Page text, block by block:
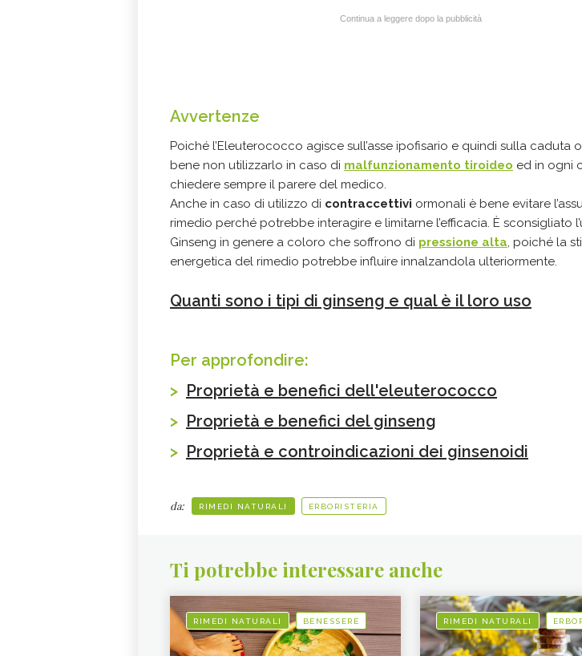
Continua a leggere dopo la pubblicità
Avvertenze
Poiché l’Eleuterococco agisce sull’asse ipofisario e quindi sulla caduta
bene non utilizzarlo in caso di malfunzionamento tiroideo ed in ogni
chiedere sempre il parere del medico.
Anche in caso di utilizzo di contraccettivi ormonali è bene evitare
rimedio perché potrebbe interagire e limitarne l’efficacia. È sconsigliato
Ginseng in genere a coloro che soffrono di pressione alta, poiché la
energetica del rimedio potrebbe influire innalzandola ulteriormente.
Quanti sono i tipi di ginseng e qual è il loro uso
Per approfondire:
> Proprietà e benefici dell'eleuterococco
> Proprietà e benefici del ginseng
> Proprietà e controindicazioni dei ginsenoidi
da: RIMEDI NATURALI ERBORISTERIA
Ti potrebbe interessare anche
RIMEDI NATURALI BENESSERE RIMEDI NATURALI